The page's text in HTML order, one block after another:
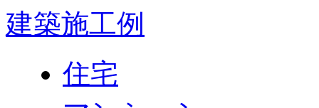
建築施工例
住宅